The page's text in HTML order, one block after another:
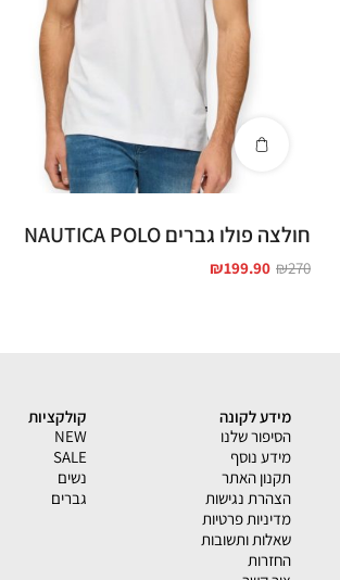
חולצה פולו גברים NAUTICA POLO
₪270
₪199.90
מידע לקונה
הסיפור שלנו
מידע נוסף
תקנון האתר
הצהרת נגישות
מדיניות פרטיות
שאלות ותשובות
החזרות
קולקציות
NEW
SALE
נשים
גברים